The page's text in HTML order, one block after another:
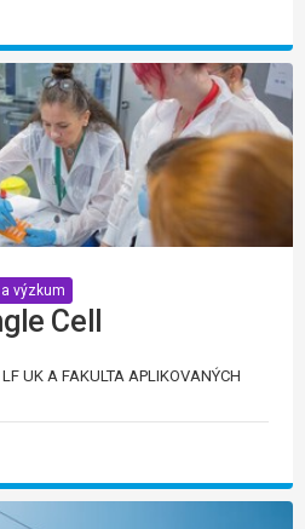
výzkum
Cell
UK A FAKULTA APLIKOVANÝCH